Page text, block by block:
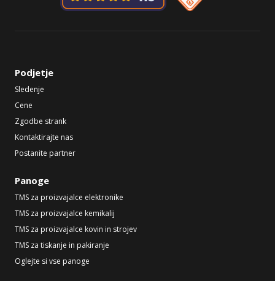
Podjetje
Sledenje
Cene
Zgodbe strank
Kontaktirajte nas
Postanite partner
Panoge
TMS za proizvajalce elektronike
TMS za proizvajalce kemikalij
TMS za proizvajalce kovin in strojev
TMS za tiskanje in pakiranje
Oglejte si vse panoge